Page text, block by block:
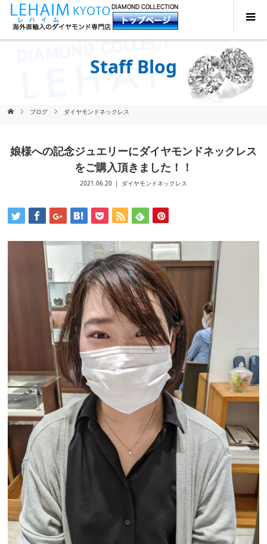
Staff Blog
ブログ ダイヤモンドネックレス
娘様への記念ジュエリーにダイヤモンドネックレス
をご購入頂きました！！
2021.06.20 ダイヤモンドネックレス